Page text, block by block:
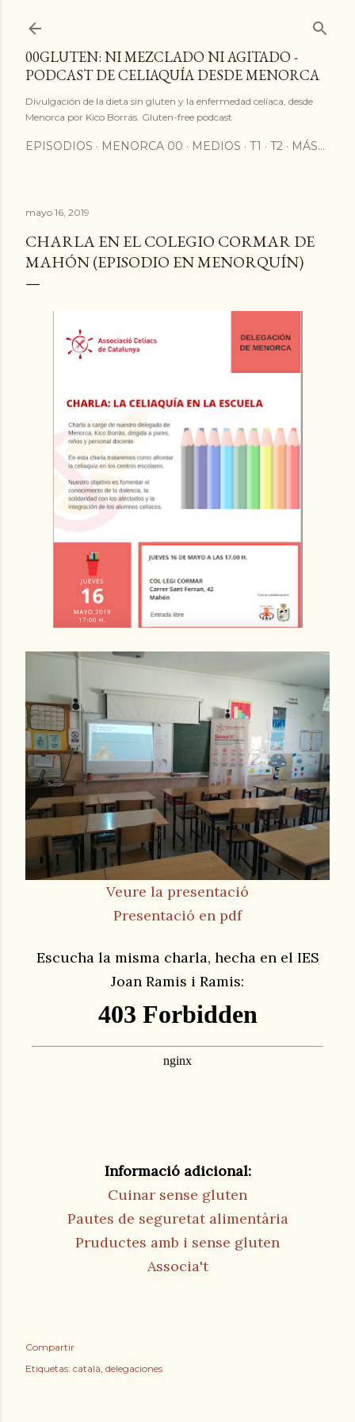
00GLUTEN: NI MEZCLADO NI AGITADO -
PODCAST DE CELIAQUÍA DESDE MENORCA
Divulgación de la dieta sin gluten y la enfermedad celíaca, desde
Menorca por Kico Borrás. Gluten-free podcast
EPISODIOS MENORCA 00 MEDIOS T1 T2 MÁS…
mayo 16, 2019
CHARLA EN EL COLEGIO CORMAR DE
MAHÓN (EPISODIO EN MENORQUÍN)
Veure la presentació
Presentació en pdf
Escucha la misma charla, hecha en el IES
Joan Ramis i Ramis:
Informació adicional:
Cuinar sense gluten
Pautes de seguretat alimentària
Pruductes amb i sense gluten
Associa't
Compartir
Etiquetas: català delegaciones